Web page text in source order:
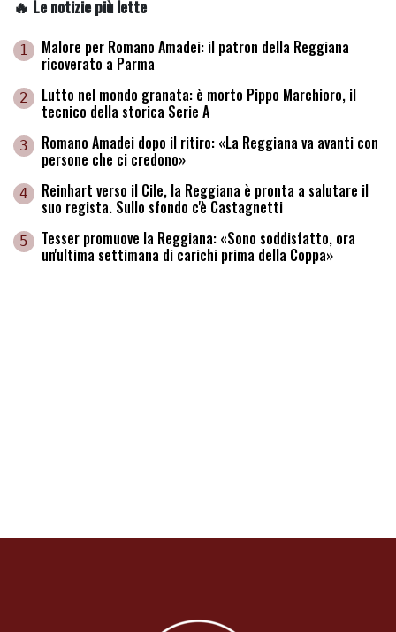
🔥 Le notizie più lette
1 Malore per Romano Amadei: il patron della Reggiana
ricoverato a Parma
2 Lutto nel mondo granata: è morto Pippo Marchioro, il
tecnico della storica Serie A
3 Romano Amadei dopo il ritiro: «La Reggiana va avanti con
persone che ci credono»
4 Reinhart verso il Cile, la Reggiana è pronta a salutare il
suo regista. Sullo sfondo c'è Castagnetti
5 Tesser promuove la Reggiana: «Sono soddisfatto, ora
un'ultima settimana di carichi prima della Coppa»